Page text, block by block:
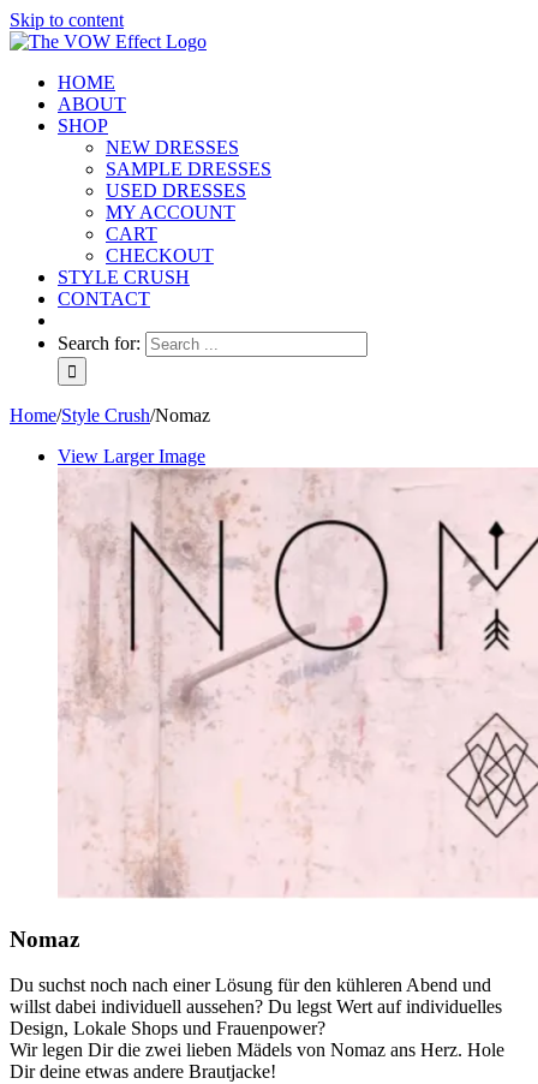
Skip to content
HOME
ABOUT
SHOP
NEW DRESSES
SAMPLE DRESSES
USED DRESSES
MY ACCOUNT
CART
CHECKOUT
STYLE CRUSH
CONTACT
Search for:
Home/Style Crush/Nomaz
View Larger Image
Nomaz
Du suchst noch nach einer Lösung für den kühleren Abend und
willst dabei individuell aussehen? Du legst Wert auf individuelles
Design, Lokale Shops und Frauenpower?
Wir legen Dir die zwei lieben Mädels von Nomaz ans Herz. Hole
Dir deine etwas andere Brautjacke!